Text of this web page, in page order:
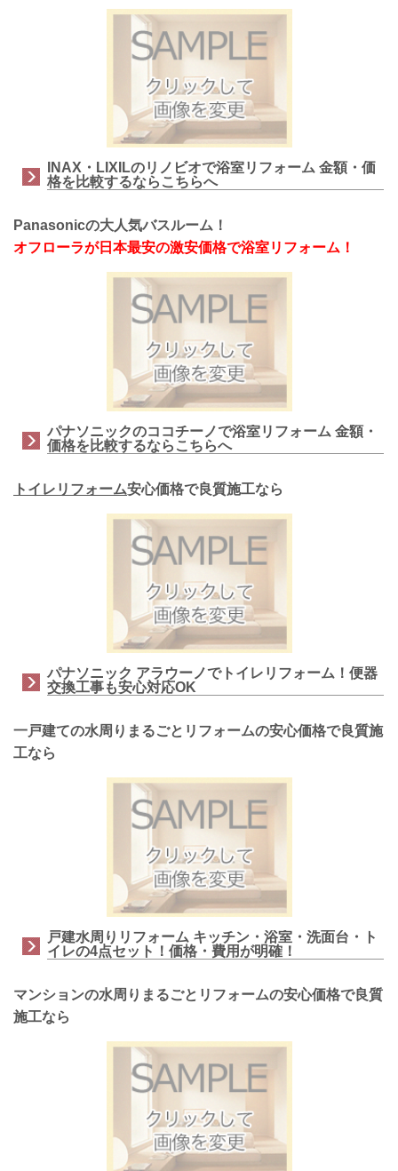
INAX・LIXILのリノビオで浴室リフォーム 金額・価
格を比較するならこちらへ
Panasonicの大人気バスルーム！
オフローラが日本最安の激安価格で浴室リフォーム！
パナソニックのココチーノで浴室リフォーム 金額・
価格を比較するならこちらへ
トイレリフォーム安心価格で良質施工なら
パナソニック アラウーノでトイレリフォーム！便器
交換工事も安心対応OK
一戸建ての水周りまるごとリフォームの安心価格で良質施
工なら
戸建水周りリフォーム キッチン・浴室・洗面台・ト
イレの4点セット！価格・費用が明確！
マンションの水周りまるごとリフォームの安心価格で良質
施工なら